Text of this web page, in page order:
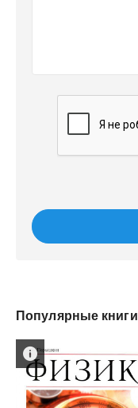
Популярные книги